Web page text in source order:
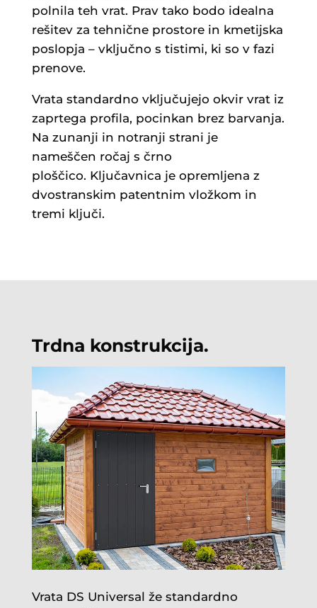
polnila teh vrat. Prav tako bodo idealna
rešitev za tehnične prostore in kmetijska
poslopja – vključno s tistimi, ki so v fazi
prenove.
Vrata standardno vključujejo okvir vrat iz
zaprtega profila, pocinkan brez barvanja.
Na zunanji in notranji strani je
nameščen ročaj s črno
ploščico. Ključavnica je opremljena z
dvostranskim patentnim vložkom in
tremi ključi.
Trdna konstrukcija.
Vrata DS Universal že standardno